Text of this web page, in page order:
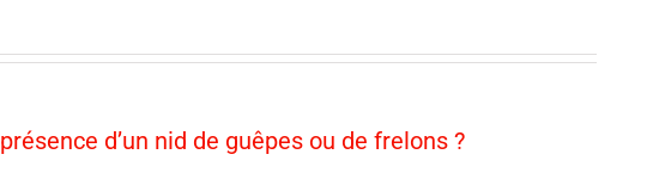
d’un nid de guêpes ou de frelons ?